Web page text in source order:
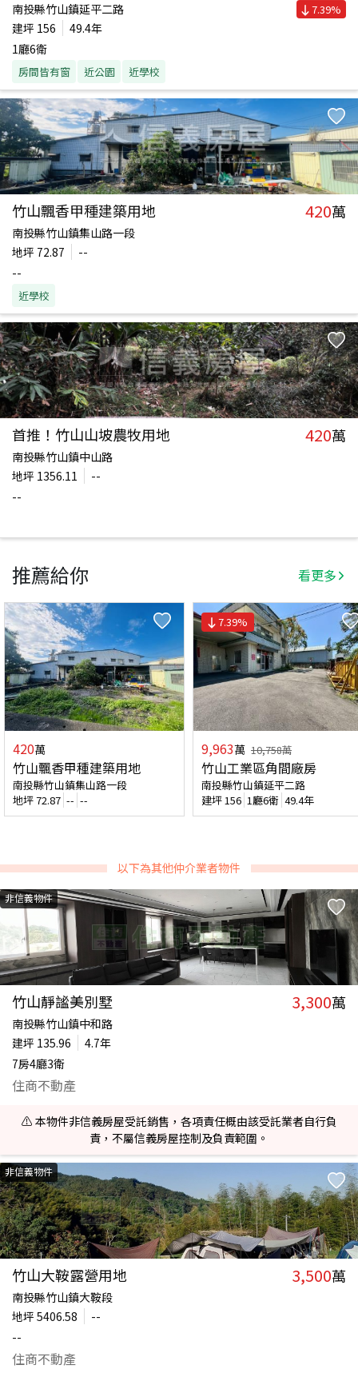
南投縣竹山鎮延平二路
建坪 156
49.4年
1廳6衛
房間皆有窗 近公園 近學校
7.39%
竹山飄香甲種建築用地 420萬
南投縣竹山鎮集山路一段
地坪 72.87
--
--
近學校
首推！竹山山坡農牧用地 420萬
南投縣竹山鎮中山路
地坪 1356.11
--
--
推薦給你 看更多
420萬
竹山飄香甲種建築用地
南投縣竹山鎮集山路一段
地坪72.87 -- --
7.39%
9,963萬 10,758萬
竹山工業區角間廠房
南投縣竹山鎮延平二路
建坪156 1廳6衛 49.4年
以下為其他仲介業者物件
非信義物件
竹山靜謐美別墅 3,300萬
南投縣竹山鎮中和路
建坪 135.96
4.7年
7房4廳3衛
住商不動產
⚠️ 本物件非信義房屋受託銷售，各項責任概由該受託業者自行負
責，不屬信義房屋控制及負責範圍。
非信義物件
竹山大鞍露營用地 3,500萬
南投縣竹山鎮大鞍段
地坪 5406.58
--
--
住商不動產